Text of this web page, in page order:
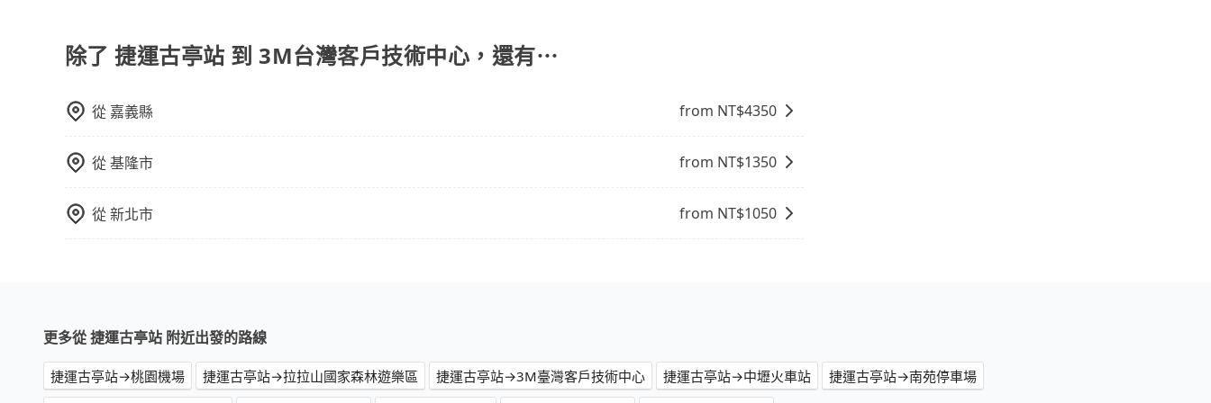
除了 捷運古亭站 到 3M台灣客戶技術中心，還有⋯
從 嘉義縣 from NT$4350
從基隆市 from NT$1350
從新北市 from NT$1050
更多從 捷運古亭站 附近出發的路線
捷運古亭站→桃園機場 捷運古亭站→拉拉山國家森林遊樂區 捷運古亭站→3M臺灣客戶技術中心 捷運古亭站→中壢火車站
捷運古亭站→南苑停車場